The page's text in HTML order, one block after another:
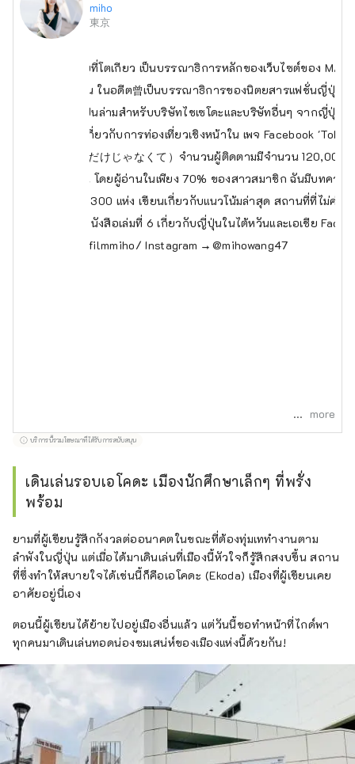
miho
東京
บันกำลังอาศัยอยู่ที่โตเกียว เป็นบรรณาธิการหลักของเว็บไซต์ของ
ำหรับชาวไต้หวัน ในอดีต曾เป็นบรรณาธิการของนิตยสารแฟชั่นญี่ปุ่น ติ
ส่วนตัวในไทเป, เป็นล่ามสำหรับบริษัทไชเซโดะและบริษัทอื่นๆ จากญี่ปุ่นแ
รเขียนโฆษณาเกี่ยวกับการท่องเที่ยวเชิงหน้าใน เพจ Facebook
只是留學（留学だけじゃなくて）จำนวนผู้ติดตามมีจำนวน 120,000
ฮ่องกง และญี่ปุ่น โดยผู้อ่านในเพียง 70% ของสาวสมาชิก ฉันมีบทควา
ในอดีตมากกว่า 300 แห่ง เขียนเกี่ยวกับแนวโน้มล่าสุด สถานที่ที่ไม่ค่อ
ดั้งเดิม เผยแพร่หนังสือเล่มที่ 6 เกี่ยวกับญี่ปุ่นในไต้หวันและเอเชีย
filmmiho/ Instagram → @mihowang47
more
บริการนี้รวมโฆษณาที่ได้รับการสนับสนุน
เดินเล่นรอบเอโคดะ เมืองนักศึกษาเล็กๆ ที่พรั่ง
พร้อม
ยามที่ผู้เขียนรู้สึกกังวลต่ออนาคตในขณะที่ต้องทุ่มเททำงานตาม
ลำพังในญี่ปุ่น แต่เมื่อได้มาเดินเล่นที่เมืองนี้หัวใจก็รู้สึกสงบขึ้น สถาน
ที่ซึ่งทำให้สบายใจได้เช่นนี้ก็คือเอโคดะ (Ekoda) เมืองที่ผู้เขียนเคย
อาศัยอยู่นี่เอง
ตอนนี้ผู้เขียนได้ย้ายไปอยู่เมืองอื่นแล้ว แต่วันนี้ขอทำหน้าที่ไกด์พา
ทุกคนมาเดินเล่นทอดน่องชมเสน่ห์ของเมืองแห่งนี้ด้วยกัน!